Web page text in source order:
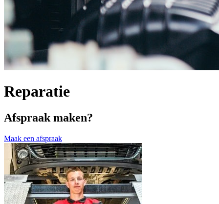
Reparatie
Afspraak maken?
Maak een afspraak